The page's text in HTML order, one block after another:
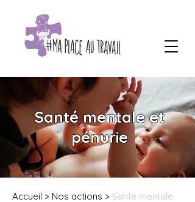
Santé mentale et
pénurie
Accueil ­­> Nos actions > Santé mentale